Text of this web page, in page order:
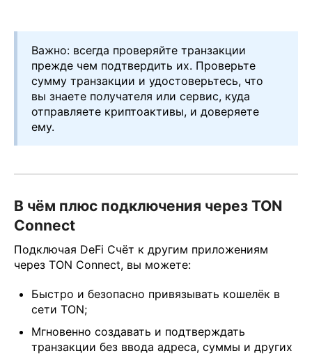
Важно: всегда проверяйте транзакции
прежде чем подтвердить их. Проверьте
сумму транзакции и удостоверьтесь, что
вы знаете получателя или сервис, куда
отправляете криптоактивы, и доверяете
ему.
В чём плюс подключения через TON
Connect
Подключая DeFi Счёт к другим приложениям
через TON Connect, вы можете:
Быстро и безопасно привязывать кошелёк в
сети TON;
Мгновенно создавать и подтверждать
транзакции без ввода адреса, суммы и других